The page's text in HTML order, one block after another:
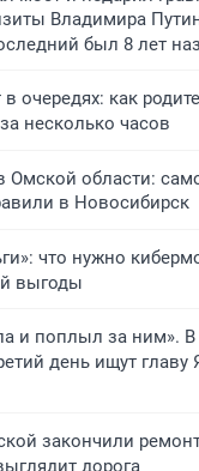
Владимира
был 8 лет
в очередях: как
несколько часов
области:
в Новосибирск
что нужно
выгоды
и поплыл за ним».
день ищут главу
закончили
дорога